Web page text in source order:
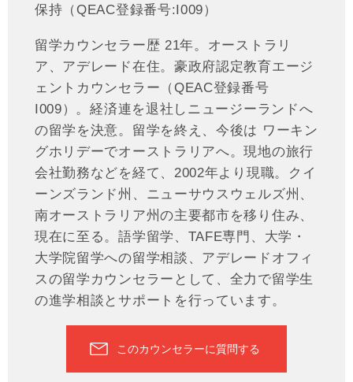
保持（QEAC登録番号:I009）
留学カウンセラー歴 21年。オーストラリ
ア、アデレード在住。豪政府認定教育エージ
ェントカウンセラー（QEAC登録番号
I009）。経済連を退社しニュージーランドへ
の留学を決意。留学を終え、今後は ワーキン
グホリデーでオーストラリアへ。現地の旅行
会社勤務などを経て、2002年より現職。クイ
ーンズランド州、ニューサウスウェルズ州、
南オーストラリア州の主要都市を移り住み、
現在に至る。語学留学、TAFE専門、大学・
大学院留学への留学相談、アデレードオフィ
スの留学カウンセラーとして、全力で留学生
の進学相談とサポートを行っています。
このカウンセラーに質問する